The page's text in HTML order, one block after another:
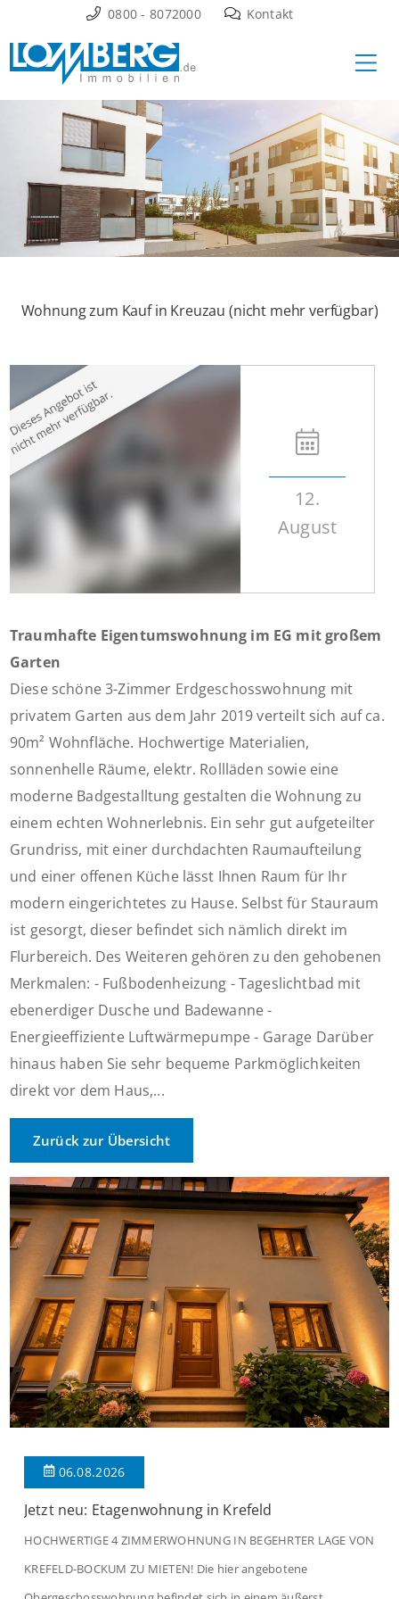
Inhalt
springen
0800 - 8072000 Kontakt
Wohnung zum Kauf in Kreuzau (nicht mehr verfügbar)
12.
August
Traumhafte Eigentumswohnung im EG mit großem
Garten
Diese schöne 3-Zimmer Erdgeschosswohnung mit
privatem Garten aus dem Jahr 2019 verteilt sich auf ca.
90m² Wohnfläche. Hochwertige Materialien,
sonnenhelle Räume, elektr. Rollläden sowie eine
moderne Badgestalltung gestalten die Wohnung zu
einem echten Wohnerlebnis. Ein sehr gut aufgeteilter
Grundriss, mit einer durchdachten Raumaufteilung
und einer offenen Küche lässt Ihnen Raum für Ihr
modern eingerichtetes zu Hause. Selbst für Stauraum
ist gesorgt, dieser befindet sich nämlich direkt im
Flurbereich. Des Weiteren gehören zu den gehobenen
Merkmalen: - Fußbodenheizung - Tageslichtbad mit
ebenerdiger Dusche und Badewanne -
Energieeffiziente Luftwärmepumpe - Garage Darüber
hinaus haben Sie sehr bequeme Parkmöglichkeiten
direkt vor dem Haus,...
Zurück zur Übersicht
06.08.2026
Jetzt neu: Etagenwohnung in Krefeld
HOCHWERTIGE 4 ZIMMERWOHNUNG IN BEGEHRTER LAGE VON
KREFELD-BOCKUM ZU MIETEN! Die hier angebotene